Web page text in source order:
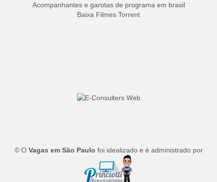
Acompanhantes e garotas de programa em brasil
Baixa Filmes Torrent
© O Vagas em São Paulo foi idealizado e é administrado por